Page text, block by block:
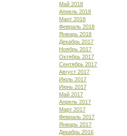
Май 2018
Апрель 2018
Март 2018
Февраль 2018
Январь 2018
Декабрь 2017
Ноябрь 2017
Октябрь 2017
Сентябрь 2017
Август 2017
Июль 2017
Июнь 2017
Май 2017
Апрель 2017
Март 2017
Февраль 2017
Январь 2017
Декабрь 2016